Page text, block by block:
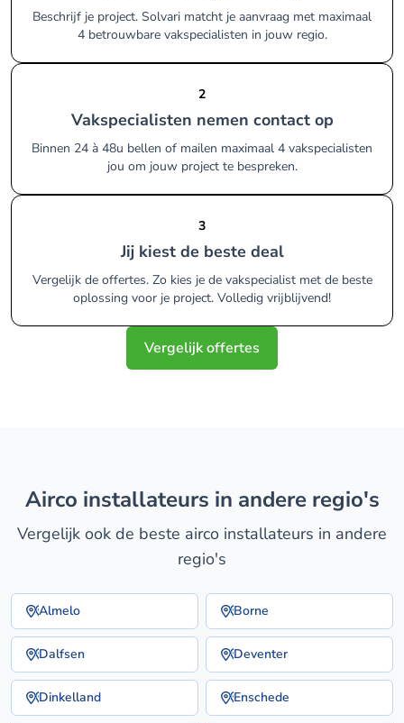
Beschrijf je project. Solvari matcht je aanvraag met maximaal
4 betrouwbare vakspecialisten in jouw regio.
2
Vakspecialisten nemen contact op
Binnen 24 à 48u bellen of mailen maximaal 4 vakspecialisten
jou om jouw project te bespreken.
3
Jij kiest de beste deal
Vergelijk de offertes. Zo kies je de vakspecialist met de beste
oplossing voor je project. Volledig vrijblijvend!
Vergelijk offertes
airco installateurs in andere regio's
Vergelijk ook de beste airco installateurs in andere
regio's
Almelo Borne
Dalfsen Deventer
Dinkelland Enschede